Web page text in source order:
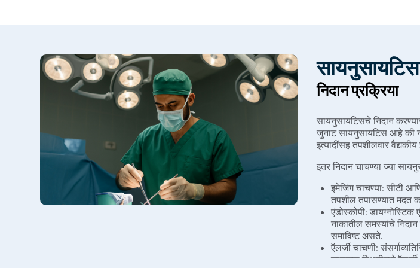
निदान प्रक्रिया
सायनुसायटिसचे निदान
जुनाट सायनुसायटिस आहे की
इत्यादींसह तपशीलवार
इतर निदान चाचण्या ज्या
इमेजिंग चाचण्या: सीटी
तपशील तपासण्यात मदत
एंडोस्कोपी: डायग्नोस्टिक
नाकातील समस्यांचे
समाविष्ट असते.
ऍलर्जी चाचणी:
रुग्णाच्या स्थितीमागे